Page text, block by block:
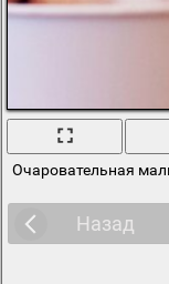
Очаровательная
Назад